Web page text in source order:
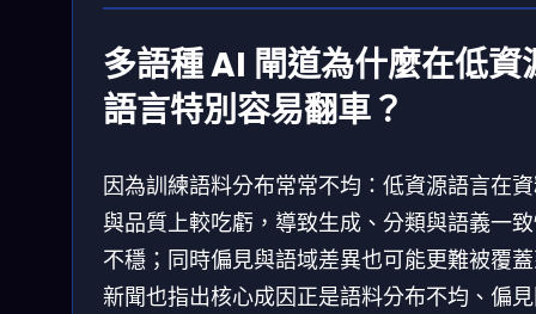
多語種 AI 閘道為什麼在低資
語言特別容易翻車？
因為訓練語料分布常常不均：低資源語言在
與品質上較吃虧，導致生成、分類與語義一
不穩；同時偏見與語域差異也可能更難被覆
新聞也指出核心成因正是語料分布不均、偏